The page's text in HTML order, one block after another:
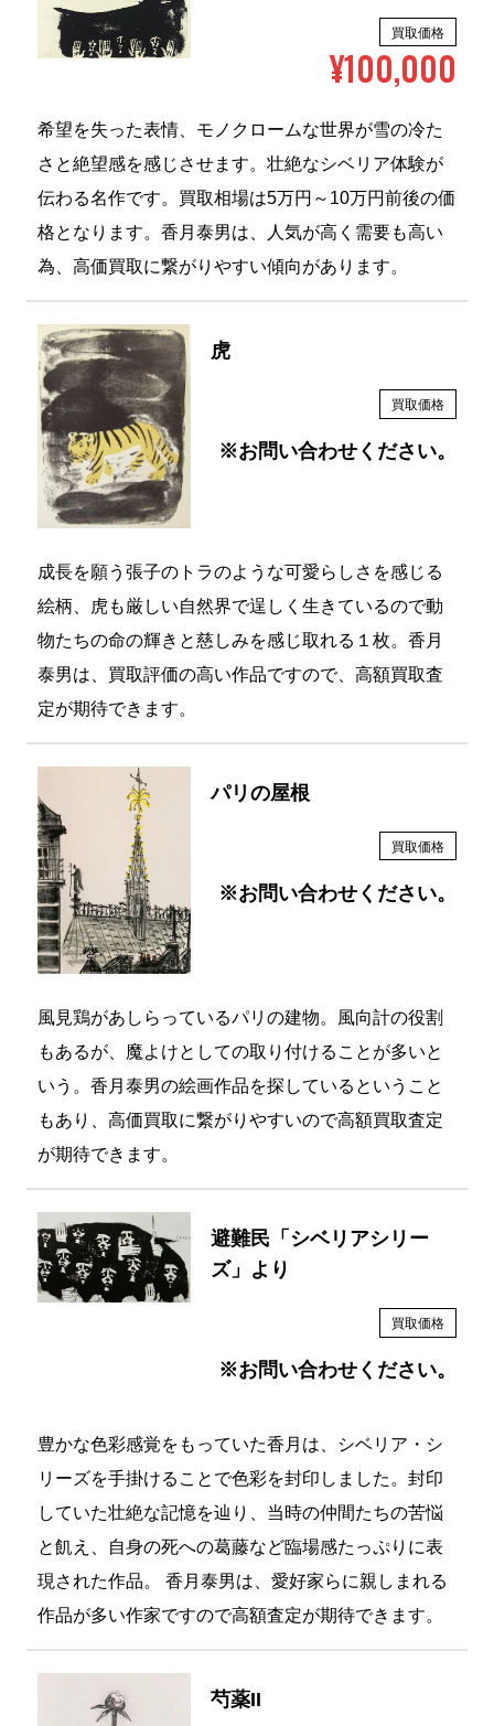
買取価格
¥100,000
希望を失った表情、モノクロームな世界が雪の冷た
さと絶望感を感じさせます。壮絶なシベリア体験が
伝わる名作です。買取相場は5万円～10万円前後の価
格となります。香月泰男は、人気が高く需要も高い
為、高価買取に繋がりやすい傾向があります。
虎
買取価格
※お問い合わせください。
成長を願う張子のトラのような可愛らしさを感じる
絵柄、虎も厳しい自然界で逞しく生きているので動
物たちの命の輝きと慈しみを感じ取れる１枚。香月
泰男は、買取評価の高い作品ですので、高額買取査
定が期待できます。
パリの屋根
買取価格
※お問い合わせください。
風見鶏があしらっているパリの建物。風向計の役割
もあるが、魔よけとしての取り付けることが多いと
いう。香月泰男の絵画作品を探しているということ
もあり、高価買取に繋がりやすいので高額買取査定
が期待できます。
避難民「シベリアシリー
ズ」より
買取価格
※お問い合わせください。
豊かな色彩感覚をもっていた香月は、シベリア・シ
リーズを手掛けることで色彩を封印しました。封印
していた壮絶な記憶を辿り、当時の仲間たちの苦悩
と飢え、自身の死への葛藤など臨場感たっぷりに表
現された作品。 香月泰男は、愛好家らに親しまれる
作品が多い作家ですので高額査定が期待できます。
芍薬II